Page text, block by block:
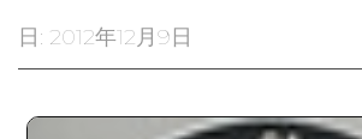
日: 2012年12月9日